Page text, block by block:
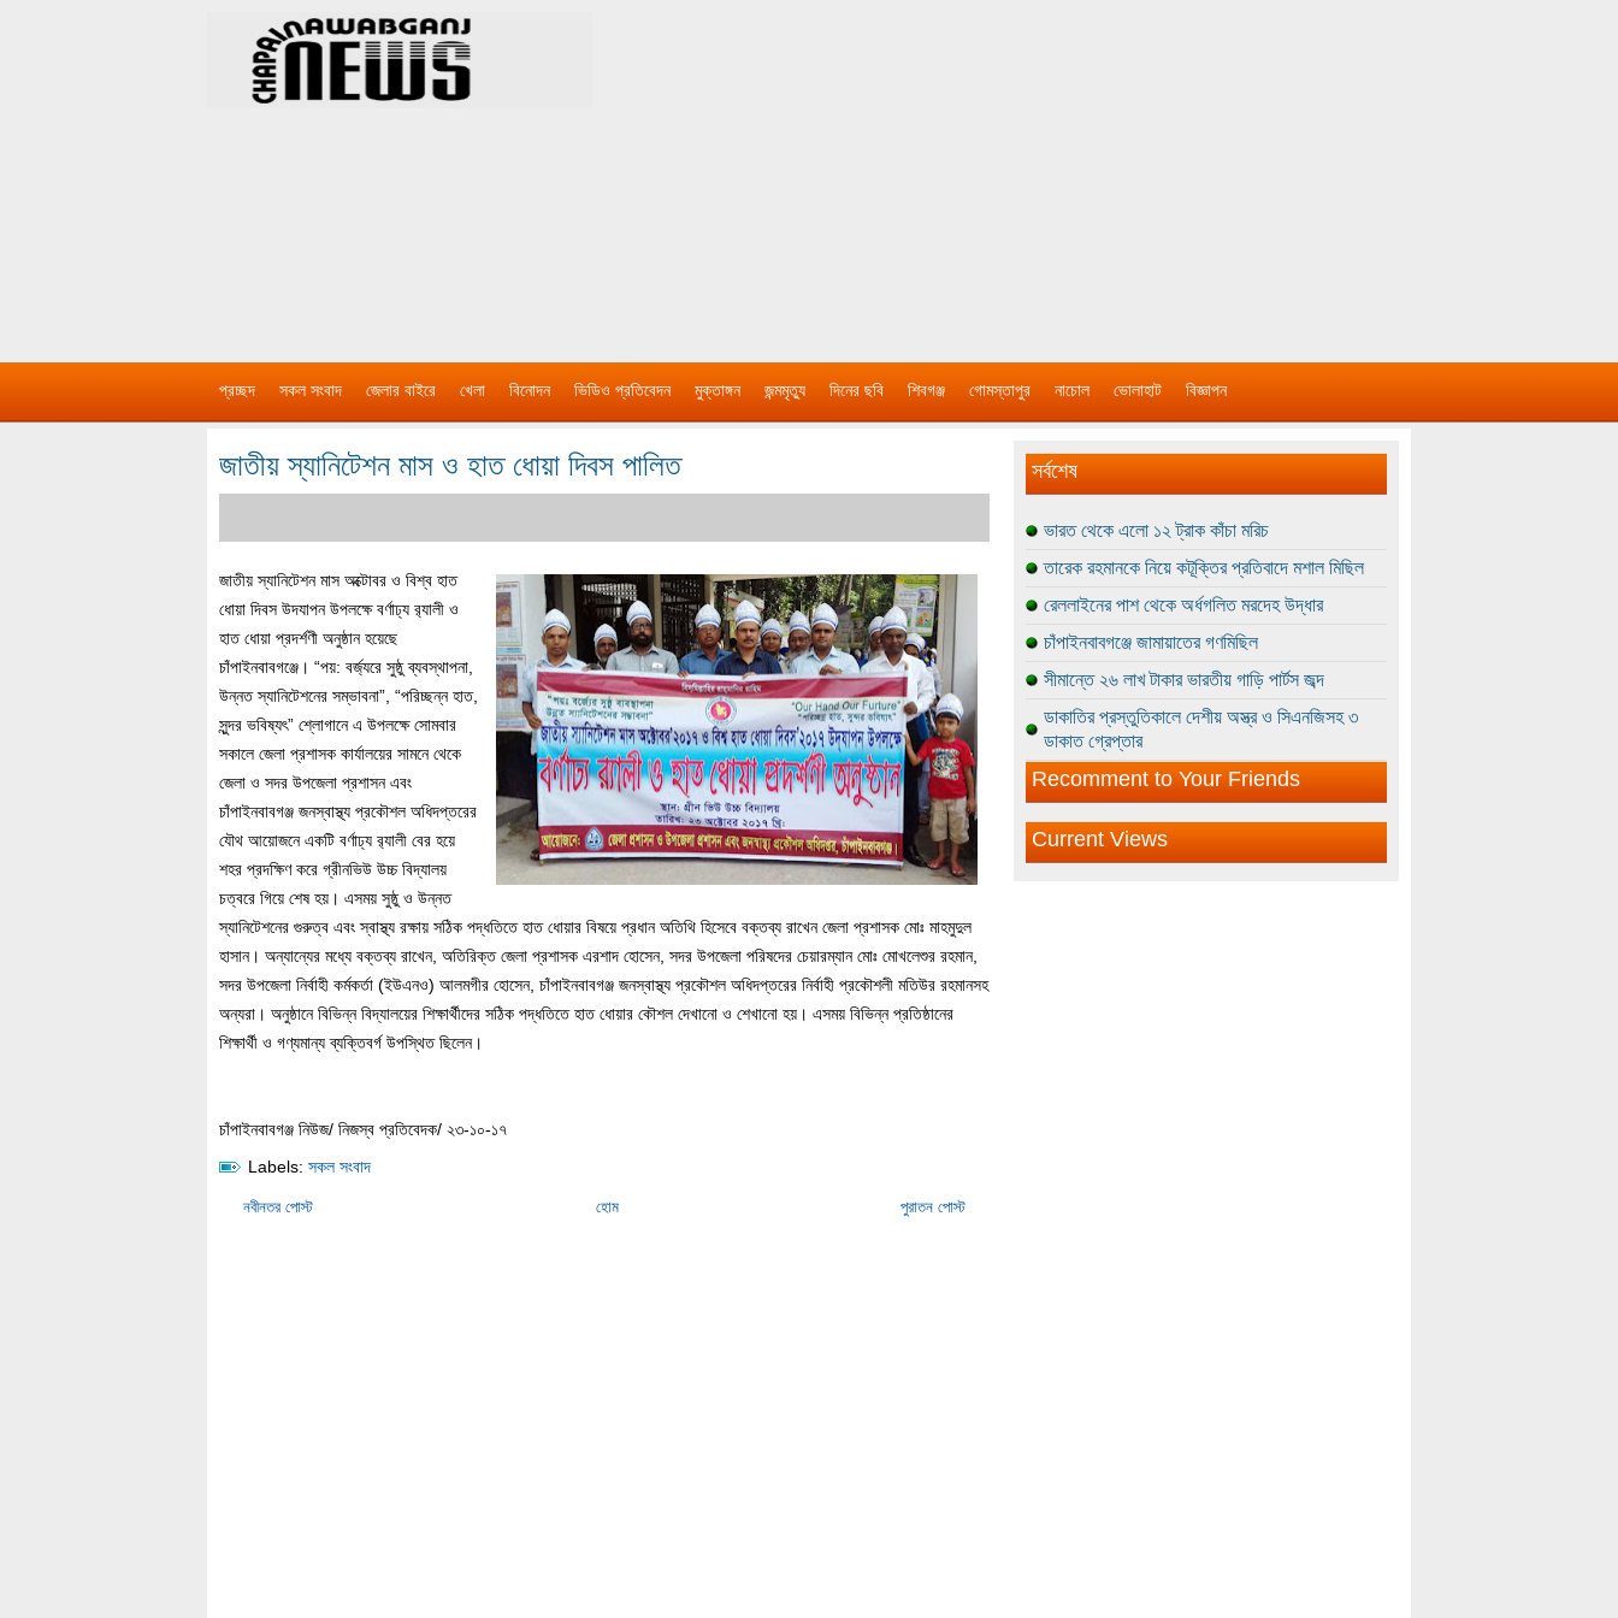
প্রচ্ছদ সকল সংবাদ জেলার বাইরে খেলা বিনোদন ভিডিও প্রতিবেদন মুক্তাঙ্গন জন্মমৃত্যু দিনের ছবি শিবগঞ্জ গোমস্তাপুর নাচোল ভোলাহাট বিজ্ঞাপন
জাতীয় স্যানিটেশন মাস ও হাত ধোয়া দিবস পালিত
জাতীয় স্যানিটেশন মাস অক্টোবর ও বিশ্ব হাত
ধোয়া দিবস উদযাপন উপলক্ষে বর্ণাঢ্য র‌্যালী ও
হাত ধোয়া প্রদর্শণী অনুষ্ঠান হয়েছে
চাঁপাইনবাবগঞ্জে। “পয়: বর্জ্যরে সুষ্ঠু ব্যবস্থাপনা,
উন্নত স্যানিটেশনের সম্ভাবনা”, “পরিচ্ছন্ন হাত,
সুন্দর ভবিষ্যৎ” শ্লোগানে এ উপলক্ষে সোমবার
সকালে জেলা প্রশাসক কার্যালয়ের সামনে থেকে
জেলা ও সদর উপজেলা প্রশাসন এবং
চাঁপাইনবাবগঞ্জ জনস্বাস্থ্য প্রকৌশল অধিদপ্তরের
যৌথ আয়োজনে একটি বর্ণাঢ্য র‌্যালী বের হয়ে
শহর প্রদক্ষিণ করে গ্রীনভিউ উচ্চ বিদ্যালয়
চত্বরে গিয়ে শেষ হয়। এসময় সুষ্ঠু ও উন্নত
স্যানিটেশনের গুরুত্ব এবং স্বাস্থ্য রক্ষায় সঠিক পদ্ধতিতে হাত ধোয়ার বিষয়ে প্রধান অতিথি হিসেবে বক্তব্য রাখেন জেলা প্রশাসক মোঃ মাহমুদুল
হাসান। অন্যান্যের মধ্যে বক্তব্য রাখেন, অতিরিক্ত জেলা প্রশাসক এরশাদ হোসেন, সদর উপজেলা পরিষদের চেয়ারম্যান মোঃ মোখলেশুর রহমান,
সদর উপজেলা নির্বাহী কর্মকর্তা (ইউএনও) আলমগীর হোসেন, চাঁপাইনবাবগঞ্জ জনস্বাস্থ্য প্রকৌশল অধিদপ্তরের নির্বাহী প্রকৌশলী মতিউর রহমানসহ
অন্যরা। অনুষ্ঠানে বিভিন্ন বিদ্যালয়ের শিক্ষার্থীদের সঠিক পদ্ধতিতে হাত ধোয়ার কৌশল দেখানো ও শেখানো হয়। এসময় বিভিন্ন প্রতিষ্ঠানের
শিক্ষার্থী ও গণ্যমান্য ব্যক্তিবর্গ উপস্থিত ছিলেন।
চাঁপাইনবাবগঞ্জ নিউজ/ নিজস্ব প্রতিবেদক/ ২৩-১০-১৭
Labels: সকল সংবাদ
নবীনতর পোস্ট পুরাতন পোস্ট
হোম
সর্বশেষ
ভারত থেকে এলো ১২ ট্রাক কাঁচা মরিচ
তারেক রহমানকে নিয়ে কটূক্তির প্রতিবাদে মশাল মিছিল
রেললাইনের পাশ থেকে অর্ধগলিত মরদেহ উদ্ধার
চাঁপাইনবাবগঞ্জে জামায়াতের গণমিছিল
সীমান্তে ২৬ লাখ টাকার ভারতীয় গাড়ি পার্টস জব্দ
ডাকাতির প্রস্তুতিকালে দেশীয় অস্ত্র ও সিএনজিসহ ৩
ডাকাত গ্রেপ্তার
Recomment to Your Friends
Current Views